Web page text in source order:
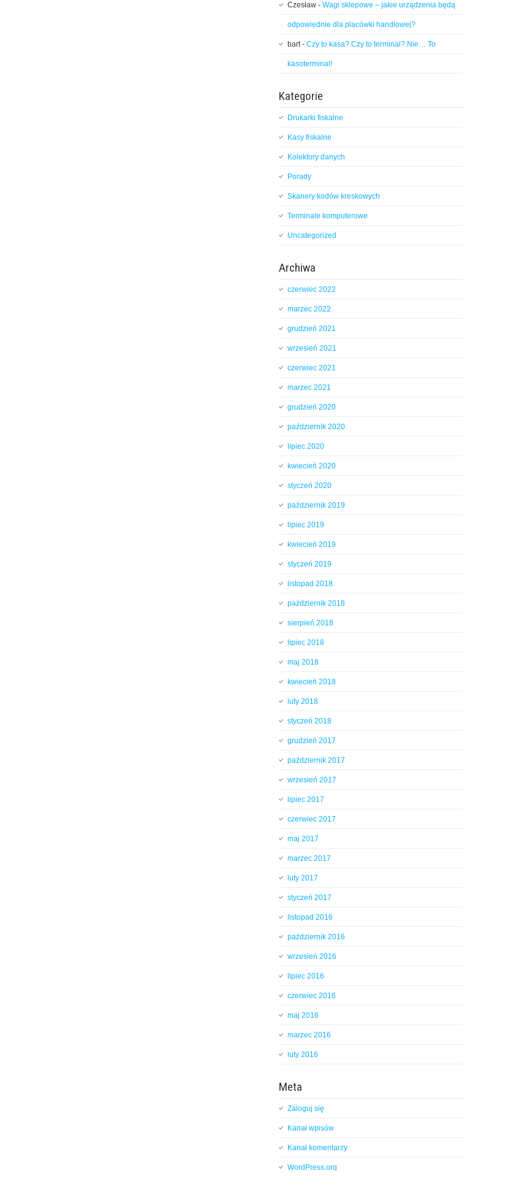
Czesław - Wagi sklepowe – jakie urządzenia będą
odpowiednie dla placówki handlowej?
bart- Czy to kasa? Czy to terminal? Nie… To
kasoterminal!
Kategorie
Drukarki fiskalne
Kasy fiskalne
Kolektory danych
Porady
Skanery kodów kreskowych
Terminale komputerowe
Uncategorized
Archiwa
czerwiec 2022
marzec 2022
grudzień 2021
wrzesień 2021
czerwiec 2021
marzec 2021
grudzień 2020
październik 2020
lipiec 2020
kwiecień 2020
styczeń 2020
październik 2019
lipiec 2019
kwiecień 2019
styczeń 2019
listopad 2018
październik 2018
sierpień 2018
lipiec 2018
maj 2018
kwiecień 2018
luty 2018
styczeń 2018
grudzień 2017
październik 2017
wrzesień 2017
lipiec 2017
czerwiec 2017
maj 2017
marzec 2017
luty 2017
styczeń 2017
listopad 2016
październik 2016
wrzesień 2016
lipiec 2016
czerwiec 2016
maj 2016
marzec 2016
luty 2016
Meta
Zaloguj się
Kanał wpisów
Kanał komentarzy
WordPress.org